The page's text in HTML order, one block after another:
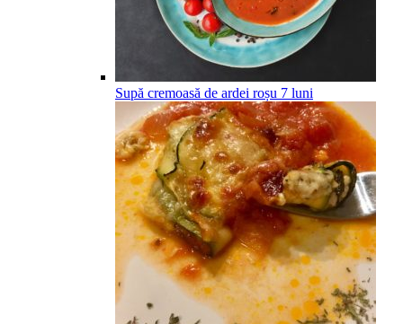
Supă cremoasă de ardei roșu 7 luni